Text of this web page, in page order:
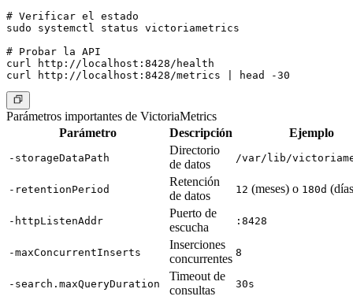
# Verificar el estado
sudo systemctl status victoriametrics
# Probar la API
curl http://localhost:8428/health
Parámetros importantes de VictoriaMetrics
Parámetro
Descripción Ejemplo
-storageDataPath
Directorio
de datos
/var/lib/
-retentionPeriod
Retención
de datos
12 (meses) o 180d
-httpListenAddr
Puerto de
escucha
:8428
-maxConcurrentInserts
Inserciones
concurrentes 8
-search.maxQueryDuration
Timeout de
consultas
30s